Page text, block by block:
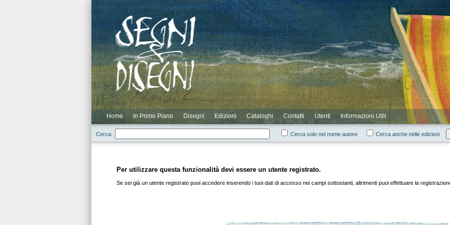
Home In Primo Piano Disegni Edizioni Cataloghi Contatti Utenti Informazioni Utili
Novità
Scontati
Elenco Completo
Elenco Autori
Elenco Cataloghi
Elenco Residui
Login
Registrazione
Cerca: Cerca solo nel nome autore Cerca anche nelle edizioni
Per utilizzare questa funzionalità devi essere un utente registrato.
Se sei già un utente registrato puoi accedere inserendo i tuoi dati di accesso nei campi sottostanti, altrimenti puoi effettuare la